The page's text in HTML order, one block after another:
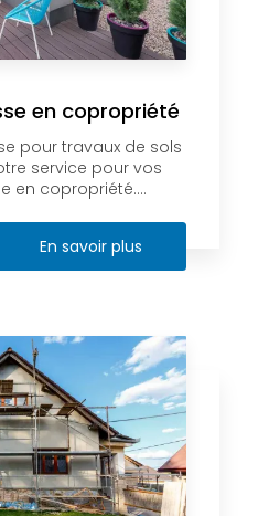
en copropriété
pour travaux de sols
service pour vos
en copropriété....
En savoir plus